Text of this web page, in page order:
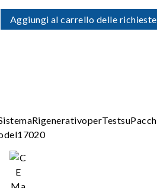
Aggiungi al carrello delle richieste